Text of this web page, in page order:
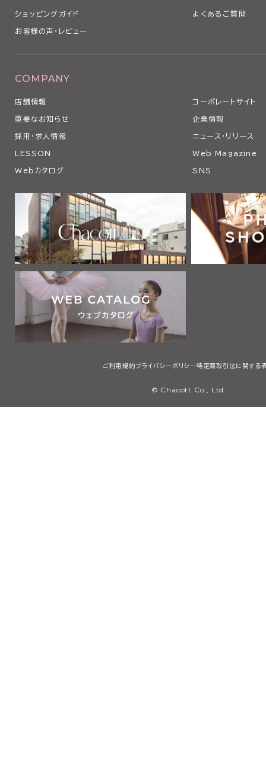
ショッピングガイド よくあるご質問
お客様の声・レビュー
COMPANY
店舗情報 コーポレートサイト
重要なお知らせ 企業情報
採用・求人情報 ニュース・リリース
LESSON Web Magazine
Webカタログ SNS
ご利用規約プライバシーポリシー 特定商取引法に関する
© Chacott Co., Ltd.